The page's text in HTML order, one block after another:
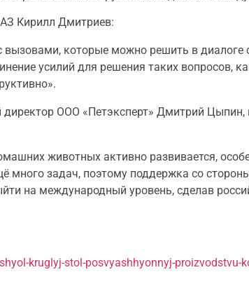
Кирилл Дмитриев:
вызовами, которые можно решить в диалоге
усилий для решения таких вопросов,
директор ООО «Петэксперт» Дмитрий
животных активно развивается,
много задач, поэтому поддержка со
на международный уровень, сделав
kruglyj-stol-posvyashhyonnyj-proizvodstvu-